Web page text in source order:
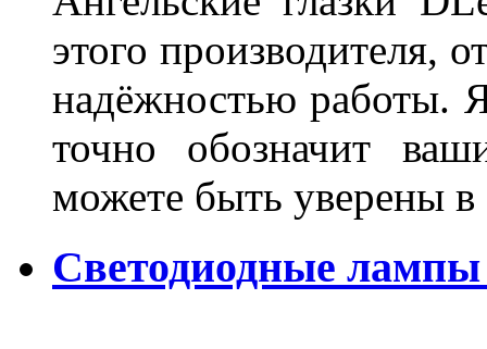
этого производителя,
надёжностью работы.
точно обозначит
можете быть уверены
Светодиодные